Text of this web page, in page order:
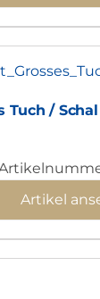
Tuch /
Artikel